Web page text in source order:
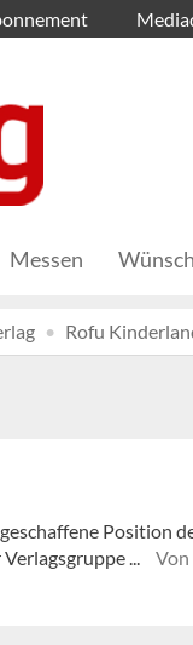
Messen
Rofu
Position
...